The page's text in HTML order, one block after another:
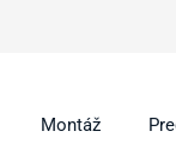
Montáž